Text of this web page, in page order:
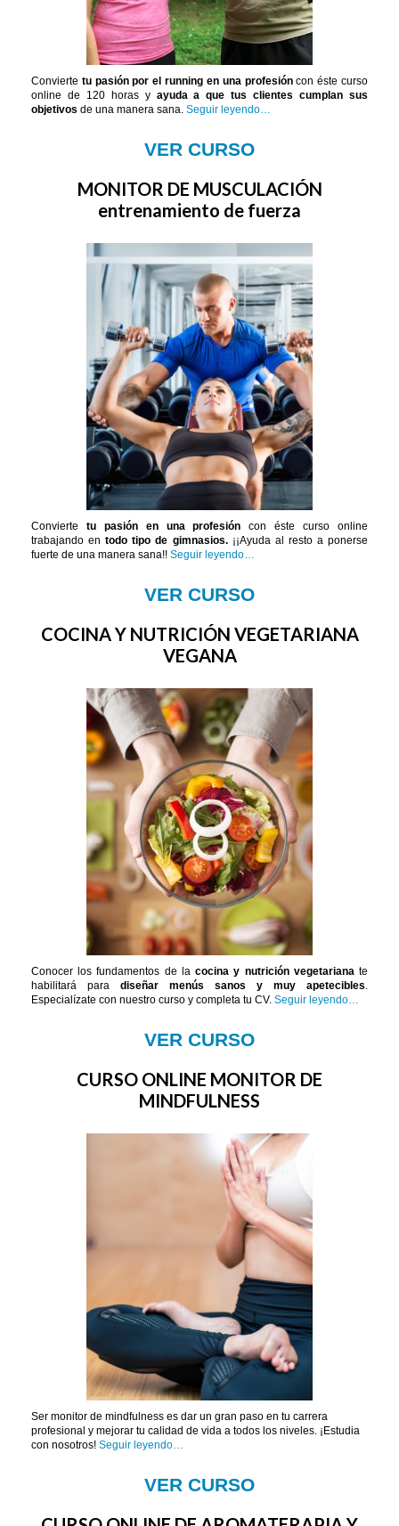
Convierte tu pasión por el running en una profesióncon éste curso
online de 120 horas y ayuda a que tus clientes cumplan sus
objetivos de una manera sana. Seguir leyendo…
VER CURSO
MONITOR DE MUSCULACIÓN
entrenamiento de fuerza
Convierte tu pasión en una profesión con éste curso online
trabajando entodo tipo de gimnasios.¡¡Ayuda al resto a ponerse
fuerte de una manera sana!! Seguir leyendo…
VER CURSO
COCINA Y NUTRICIÓN VEGETARIANA
VEGANA
Conocer los fundamentos de lacocina y nutrición vegetariana te
habilitará para diseñar menús sanos y muy apetecibles
Especialízate con nuestro curso y completa tu CV. Seguir leyendo…
VER CURSO
CURSO ONLINE MONITOR DE
MINDFULNESS
Ser monitor de mindfulness es dar un gran paso en tu carrera
profesional y mejorar tu calidad de vida a todos los niveles. ¡Estudia
con nosotros! Seguir leyendo…
VER CURSO